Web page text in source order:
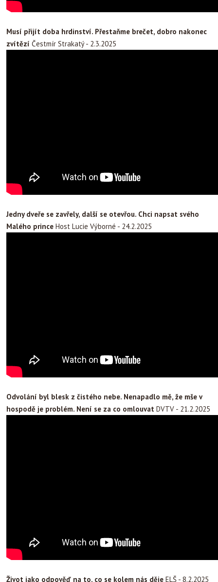
Musí přijít doba hrdinství. Přestaňme brečet, dobro nakonec
zvítězí Čestmír Strakatý - 2.3.2025
Jedny dveře se zavřely, další se otevřou. Chci napsat svého
Malého prince Host Lucie Výborné - 24.2.2025
Odvolání byl blesk z čistého nebe. Nenapadlo mě, že mše v
hospodě je problém. Není se za co omlouvat DVTV - 21.2.2025
Život jako odpověď na to, co se kolem nás děje ELŠ - 8.2.2025